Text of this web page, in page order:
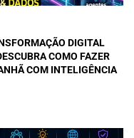
DIGITAL
COMO FAZER
COM INTELIGÊNCIA